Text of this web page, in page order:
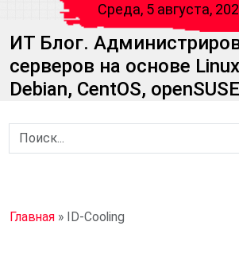
Среда, 5 августа,
ИТ Блог.
серверов на основе
Debian, CentOS,
Главная » ID-Cooling